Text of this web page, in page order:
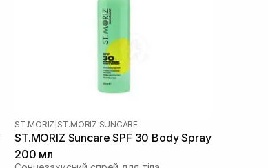
ST.MORIZ ST.MORIZ SUNCARE
ST.MORIZ Suncare SPF 30 Body Spray
200 мл